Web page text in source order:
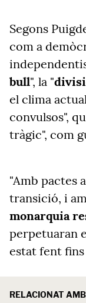
Segons
com a
bull", la "
el clima
convulsos",
tràgic", com
"Amb pactes
transició, i
monarquia
perpetuaran
estat fent
RELACIONAT